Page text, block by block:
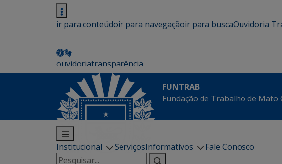
ir para conteúdoir para navegaçãoir para buscaOuvidoria
ouvidoriatransparência
FUNTRAB
Fundação de Trabalho de Mato
Institucional ServiçosInformativos
Fale Conosco
Pesquisar